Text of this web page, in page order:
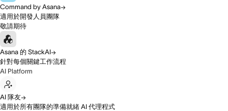
Command by Asana
適用於開發人員團隊
敬請期待
Asana 的 StackAI
針對每個關鍵工作流程
AI Platform
AI 隊友
適用於所有團隊的準備就緒 AI 代理程式